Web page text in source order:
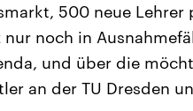
500 neue Lehrer
nur noch in
und über die
an der TU Dresden